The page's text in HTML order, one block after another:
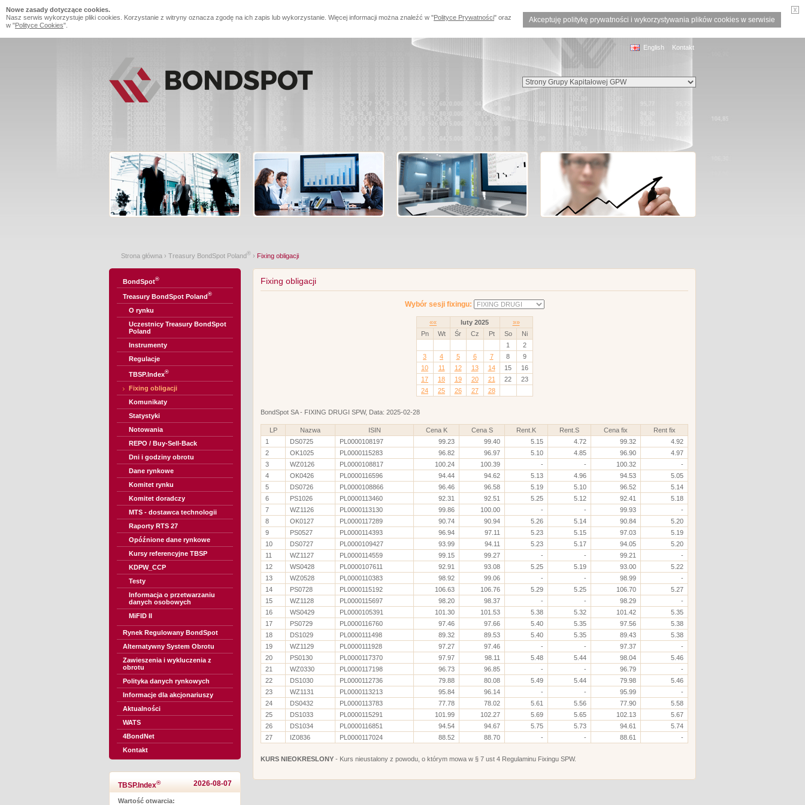
Akceptuję politykę prywatności i wykorzystywania plików cookies w serwisie
Nowe zasady dotyczące cookies.
Nasz serwis wykorzystuje pliki cookies. Korzystanie z witryny oznacza zgodę na ich zapis lub wykorzystanie. Więcej informacji można znaleźć w "Polityce Prywatności" oraz
w "Polityce Cookies".
English Kontakt
Strona główna › Treasury BondSpot Poland® › Fixing obligacji
BondSpot®
Treasury BondSpot Poland®
O rynku
Uczestnicy Treasury BondSpot
Poland
Instrumenty
Regulacje
TBSP.Index®
Fixing obligacji
Komunikaty
Statystyki
Notowania
REPO / Buy-Sell-Back
Dni i godziny obrotu
Dane rynkowe
Komitet rynku
Komitet doradczy
MTS - dostawca technologii
Raporty RTS 27
Opóźnione dane rynkowe
Kursy referencyjne TBSP
KDPW_CCP
Testy
Informacja o przetwarzaniu
danych osobowych
MiFID II
Rynek Regulowany BondSpot
Alternatywny System Obrotu
Zawieszenia i wykluczenia z
obrotu
Polityka danych rynkowych
Informacje dla akcjonariuszy
Aktualności
WATS
4BondNet
Kontakt
TBSP.Index® 2026-08-07
Wartość otwarcia:
Fixing obligacji
Wybór sesji fixingu:
«« luty 2025
»»
Pn
Wt Śr Cz Pt So
Ni
1
2
3
4 5 6 7 8
9
10
11 12 13 14 15
16
17
18 19 20 21 22
23
24
25 26 27 28
BondSpot SA - FIXING DRUGI SPW, Data: 2025-02-28
LP Nazwa ISIN Cena K Cena S Rent.K Rent.S Cena fix
Rent fix
1
DS0725 PL0000108197 99.23 99.40 5.15 4.72 99.32
4.92
2
OK1025 PL0000115283 96.82 96.97 5.10 4.85 96.90
4.97
3
WZ0126 PL0000108817 100.24 100.39 - - 100.32
-
4
OK0426 PL0000116596 94.44 94.62 5.13 4.96 94.53
5.05
5
DS0726 PL0000108866 96.46 96.58 5.19 5.10 96.52
5.14
6
PS1026 PL0000113460 92.31 92.51 5.25 5.12 92.41
5.18
7
WZ1126 PL0000113130 99.86 100.00 - - 99.93
-
8
OK0127 PL0000117289 90.74 90.94 5.26 5.14 90.84
5.20
9
PS0527 PL0000114393 96.94 97.11 5.23 5.15 97.03
5.19
10
DS0727 PL0000109427 93.99 94.11 5.23 5.17 94.05
5.20
11
WZ1127 PL0000114559 99.15 99.27 - - 99.21
-
12
WS0428 PL0000107611 92.91 93.08 5.25 5.19 93.00
5.22
13
WZ0528 PL0000110383 98.92 99.06 - - 98.99
-
14
PS0728 PL0000115192 106.63 106.76 5.29 5.25 106.70
5.27
15
WZ1128 PL0000115697 98.20 98.37 - - 98.29
-
16
WS0429 PL0000105391 101.30 101.53 5.38 5.32 101.42
5.35
17
PS0729 PL0000116760 97.46 97.66 5.40 5.35 97.56
5.38
18
DS1029 PL0000111498 89.32 89.53 5.40 5.35 89.43
5.38
19
WZ1129 PL0000111928 97.27 97.46 - - 97.37
-
20
PS0130 PL0000117370 97.97 98.11 5.48 5.44 98.04
5.46
21
WZ0330 PL0000117198 96.73 96.85 - - 96.79
-
22
DS1030 PL0000112736 79.88 80.08 5.49 5.44 79.98
5.46
23
WZ1131 PL0000113213 95.84 96.14 - - 95.99
-
24
DS0432 PL0000113783 77.78 78.02 5.61 5.56 77.90
5.58
25
DS1033 PL0000115291 101.99 102.27 5.69 5.65 102.13
5.67
26
DS1034 PL0000116851 94.54 94.67 5.75 5.73 94.61
5.74
27
IZ0836 PL0000117024 88.52 88.70 - - 88.61 -
KURS NIEOKRESLONY - Kurs nieustalony z powodu, o którym mowa w § 7 ust 4 Regulaminu Fixingu SPW.